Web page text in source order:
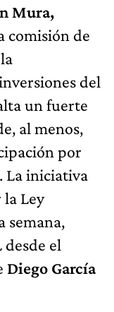
Mura,
comisión de
del
un fuerte
al menos,
por
La iniciativa
Ley
semana,
desde el
Diego García